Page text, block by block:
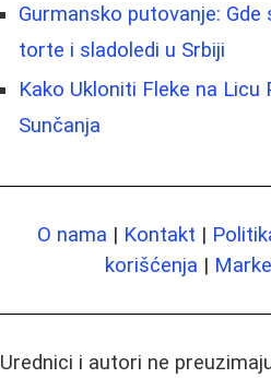
Gurmansko putovanje:
torte i sladoledi u Srbiji
Kako Ukloniti Fleke na Licu
Sunčanja
O nama | Kontakt |
korišćenja |
Urednici i autori ne